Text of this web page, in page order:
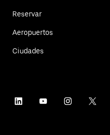
Reservar
Aeropuertos
Ciudades